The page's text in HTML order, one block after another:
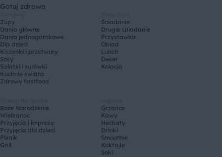
Gotuj zdrowo
Zupy
Dania główne
Dania jednogarnkowe
Dla dzieci
Kiszonki i przetwory
Sosy
Sałatki i surówki
Kuchnie świata
Zdrowy fastfood
Śniadanie
Drugie śniadanie
Przystawka
Obiad
Lunch
Deser
Kolacja
Boże Narodzenie
Wielkanoc
Przyjęcia i imprezy
Przyjęcia dla dzieci
Piknik
Grill
Grzańce
Kawy
Herbaty
Drinki
Smoothie
Koktajle
Soki